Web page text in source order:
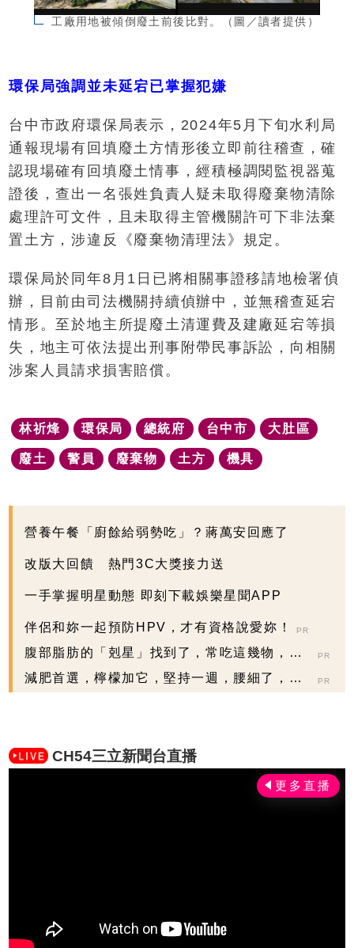
工廠用地被傾倒廢土前後比對。（圖／讀者提供）
環保局強調並未延宕已掌握犯嫌
台中市政府環保局表示，2024年5月下旬水利局
通報現場有回填廢土方情形後立即前往稽查，確
認現場確有回填廢土情事，經積極調閱監視器蒐
證後，查出一名張姓負責人疑未取得廢棄物清除
處理許可文件，且未取得主管機關許可下非法棄
置土方，涉違反《廢棄物清理法》規定。
環保局於同年8月1日已將相關事證移請地檢署偵
辦，目前由司法機關持續偵辦中，並無稽查延宕
情形。至於地主所提廢土清運費及建廠延宕等損
失，地主可依法提出刑事附帶民事訴訟，向相關
涉案人員請求損害賠償。
林祈烽 環保局 總統府 台中市 大肚區
廢土 警員 廢棄物 土方 機具
營養午餐「廚餘給弱勢吃」？蔣萬安回應了
改版大回饋 熱門3C大獎接力送
一手掌握明星動態 即刻下載娛樂星聞APP
伴侶和妳一起預防HPV，才有資格說愛妳！ PR
腹部脂肪的「剋星」找到了，常吃這幾物，吃
走大肚囊，瘦出...
PR
減肥首選，檸檬加它，堅持一週，腰細了，瘦
PR
CH54三立新聞台直播